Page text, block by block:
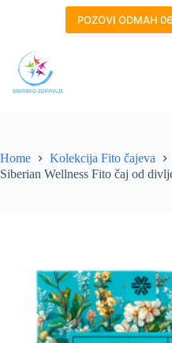
POZOVI ODMAH
Home
Kolekcija Fito čajeva
Siberian Wellness Fito čaj od